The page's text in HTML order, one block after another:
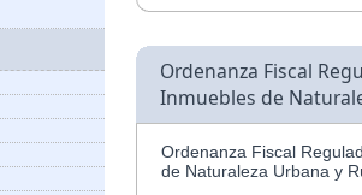
Ordenanza Fiscal
Inmuebles de
Ordenanza Fiscal
de Naturaleza Urbana y